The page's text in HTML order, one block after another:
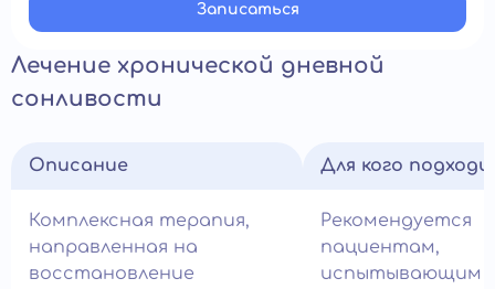
Записатьcя
Лечение хронической дневной
сонливости
Описание
Комплексная терапия,
направленная на
восстановление
Для кого
Рекомендуется
пациентам,
испытывающим